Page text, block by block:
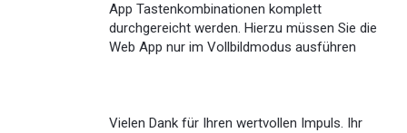
App Tastenkombinationen komplett
durchgereicht werden. Hierzu müssen Sie die
Web App nur im Vollbildmodus ausführen
Vielen Dank für Ihren wertvollen Impuls. Ihr